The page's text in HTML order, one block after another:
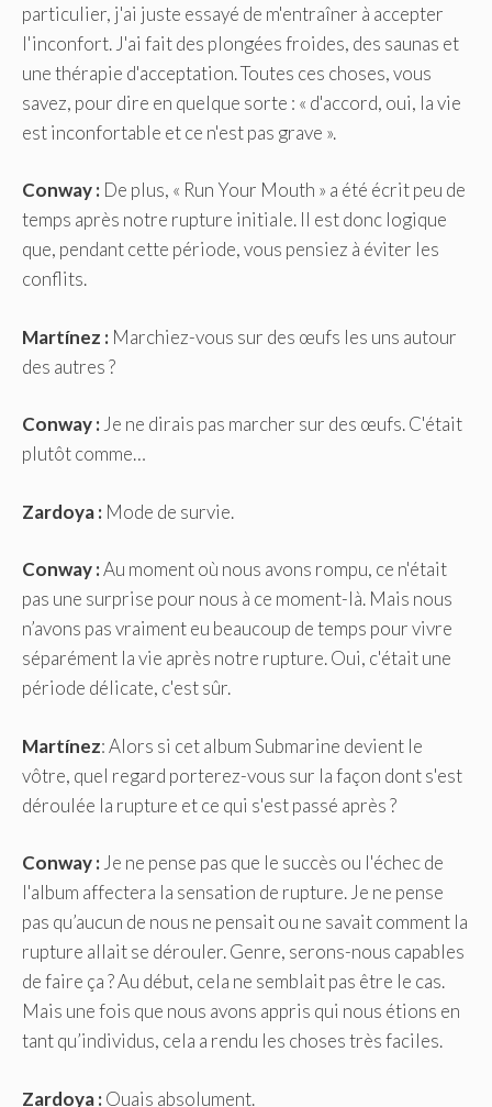
particulier, j'ai juste essayé de m'entraîner à accepter
l'inconfort. J'ai fait des plongées froides, des saunas et
une thérapie d'acceptation. Toutes ces choses, vous
savez, pour dire en quelque sorte : « d'accord, oui, la vie
est inconfortable et ce n'est pas grave ».
Conway : De plus, « Run Your Mouth » a été écrit peu de
temps après notre rupture initiale. Il est donc logique
que, pendant cette période, vous pensiez à éviter les
conflits.
Martínez : Marchiez-vous sur des œufs les uns autour
des autres ?
Conway :Je ne dirais pas marcher sur des œufs. C'était
plutôt comme…
Zardoya : Mode de survie.
Conway :Au moment où nous avons rompu, ce n'était
pas une surprise pour nous à ce moment-là. Mais nous
n’avons pas vraiment eu beaucoup de temps pour vivre
séparément la vie après notre rupture. Oui, c'était une
période délicate, c'est sûr.
Martínez: Alors si cet album Submarine devient le
vôtre, quel regard porterez-vous sur la façon dont s'est
déroulée la rupture et ce qui s'est passé après ?
Conway :Je ne pense pas que le succès ou l'échec de
l'album affectera la sensation de rupture. Je ne pense
pas qu’aucun de nous ne pensait ou ne savait comment la
rupture allait se dérouler. Genre, serons-nous capables
de faire ça ? Au début, cela ne semblait pas être le cas.
Mais une fois que nous avons appris qui nous étions en
tant qu’individus, cela a rendu les choses très faciles.
Zardoya :Ouais absolument.